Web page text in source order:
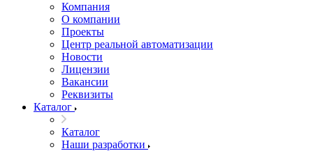
Компания
О компании
Проекты
Центр реальной автоматизации
Новости
Лицензии
Вакансии
Реквизиты
Каталог
Каталог
Наши разработки